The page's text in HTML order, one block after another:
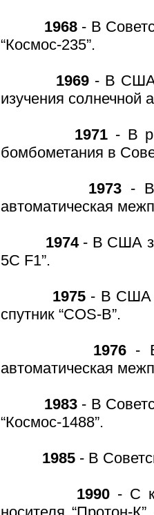
1968- В
“Космос-235”.
1969- В США
изучения солнечной
1971 - В
бомбометания в
1973 - В
автоматическая
1974- В США
5C F1”.
1975- В США
спутник “COS-B”.
1976- В
автоматическая
1983- В
“Космос-1488”.
1985- В
1990- С